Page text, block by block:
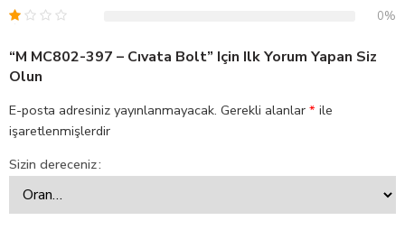
0%
“M MC802-397 – Cıvata Bolt” Için Ilk Yorum Yapan Siz
Olun
E-posta adresiniz yayınlanmayacak. Gerekli alanlar * ile
işaretlenmişlerdir
Sizin dereceniz